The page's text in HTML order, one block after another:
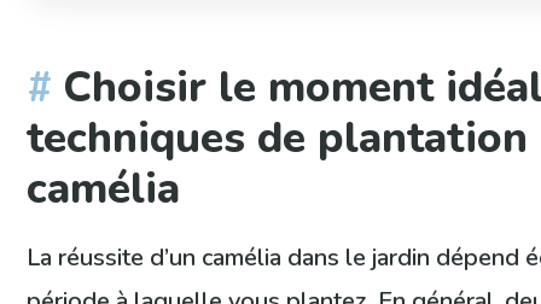
Choisir le moment
techniques de plantation
camélia
La réussite d’un camélia dans le jardin dépend